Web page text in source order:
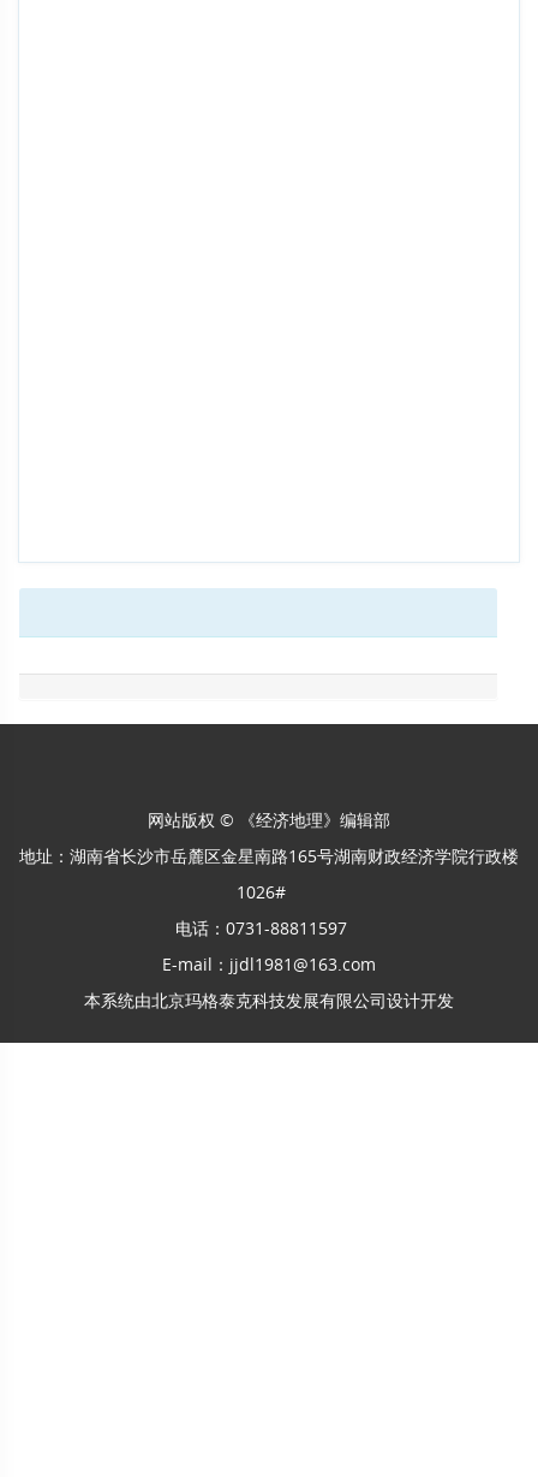
网站版权 © 《经济地理》编辑部
地址：湖南省长沙市岳麓区金星南路165号湖南财政经济学院行政楼
1026#
电话：0731-88811597
E-mail：jjdl1981@163.com
本系统由北京玛格泰克科技发展有限公司设计开发